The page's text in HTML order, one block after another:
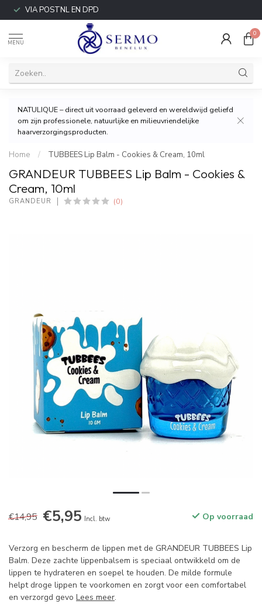
VIA POSTNL EN DPD
MENU
0
NATULIQUE – direct uit voorraad geleverd en wereldwijd geliefd
om zijn professionele, natuurlijke en milieuvriendelijke
haarverzorgingsproducten.
Home / TUBBEES Lip Balm - Cookies & Cream, 10ml
GRANDEUR TUBBEES Lip Balm - Cookies &
Cream, 10ml
GRANDEUR (0)
€14,95 €5,95 Incl. btw Op voorraad
Verzorg en bescherm de lippen met de GRANDEUR TUBBEES Lip
Balm. Deze zachte lippenbalsem is speciaal ontwikkeld om de
lippen te hydrateren en soepel te houden. De milde formule
helpt droge lippen te voorkomen en zorgt voor een comfortabel
en verzorgd gevo Lees meer.